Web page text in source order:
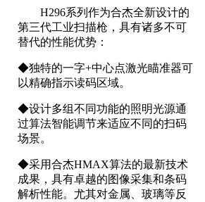
H296系列作为合杰全新设计的
第三代工业扫描枪，具有诸多不可
替代的性能优势：
◆独特的一字+中心点激光瞄准器可
以精确指示读码区域。
◆设计多组不同功能的照明光源通
过算法智能调节来适应不同的扫码
场景。
◆采用合杰HMAX算法的最新技术
成果，具有卓越的图像采集和条码
解析性能。尤其对金属、玻璃等反